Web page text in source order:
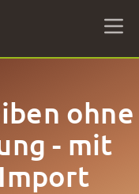
ohne
- mit